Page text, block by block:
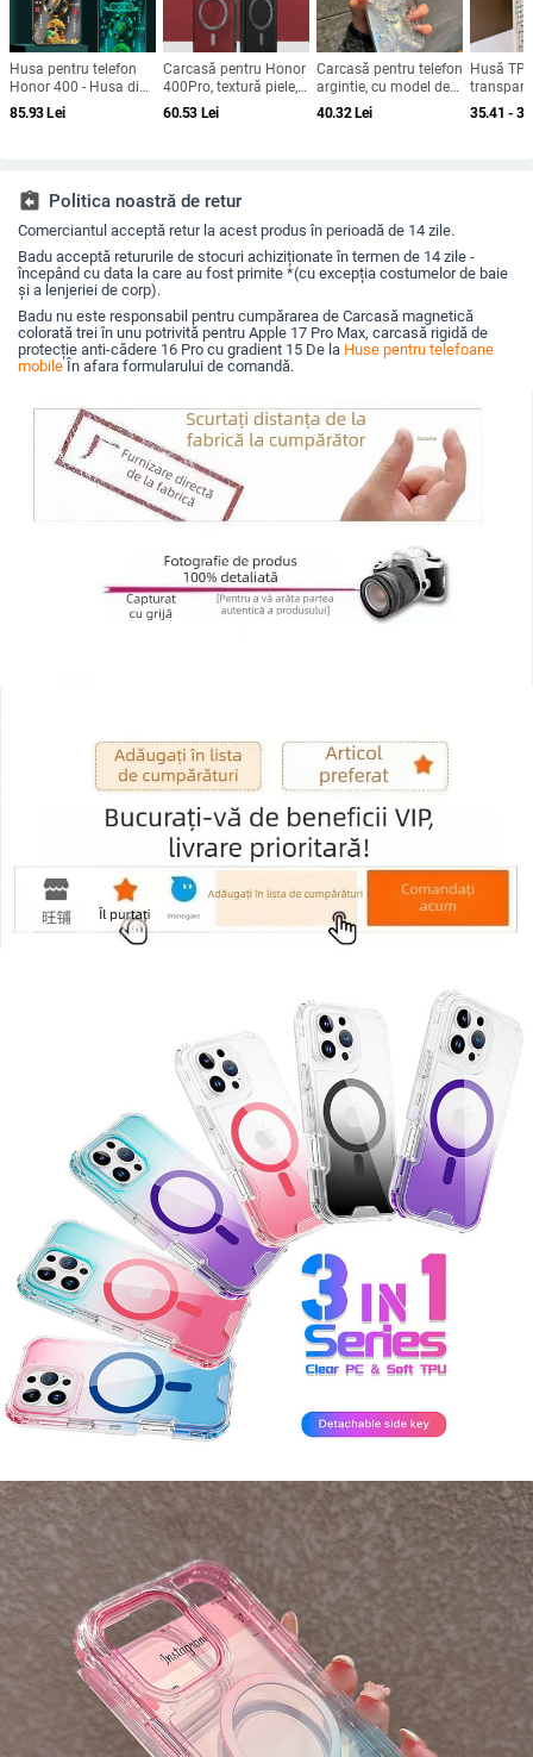
Husa pentru telefon
Honor 400 - Husa din
sticla luminoasă,
finisaj mat, acoperire
85.93Lei
Carcasă pentru Honor
400Pro, textură piele,
protecție anti-cadere
completă
60.53 Lei
Carcasă pentru telefon
argintie, cu model de
aripă de fluture din
fibre, pentru iPhone 15
40.32Lei
Husă
iPhone –
protecție
35.41 -
assignment_return Politica noastră de retur
Comerciantul acceptă retur la acest produs în perioadă de 14 zile.
Badu acceptă retururile de stocuri achiziționate în termen de 14 zile -
începând cu data la care au fost primite *(cu excepția costumelor de baie
și a lenjeriei de corp).
Badu nu este responsabil pentru cumpărarea de Carcasă magnetică
colorată trei în unu potrivită pentru Apple 17 Pro Max, carcasă rigidă de
protecție anti-cădere 16 Pro cu gradient 15 De la Huse pentru telefoane
mobile În afara formularului de comandă.